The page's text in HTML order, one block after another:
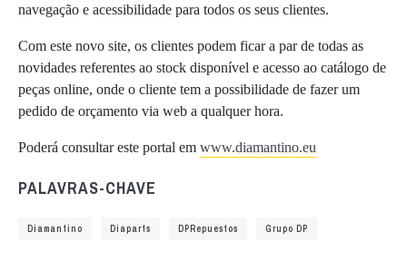
navegação e acessibilidade para todos os seus clientes.
Com este novo site, os clientes podem ficar a par de todas as
novidades referentes ao stock disponível e acesso ao catálogo de
peças online, onde o cliente tem a possibilidade de fazer um
pedido de orçamento via web a qualquer hora.
Poderá consultar este portal em www.diamantino.eu
PALAVRAS-CHAVE
Diamantino Diaparts DPRepuestos Grupo DP